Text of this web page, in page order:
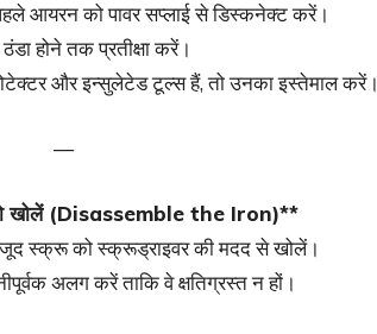
आयरन को पावर सप्लाई से डिस्कनेक्ट करें।
होने तक प्रतीक्षा करें।
और इन्सुलेटेड टूल्स हैं, तो उनका इस्तेमाल करें।
—
खोलें (Disassemble the Iron)**
स्क्रू को स्क्रूड्राइवर की मदद से खोलें।
अलग करें ताकि वे क्षतिग्रस्त न हों।